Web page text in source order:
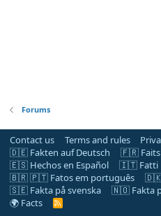
Forums
Contact us Terms and rules
🇩🇪 Fakten auf Deutsch
🇫🇷 Faits
🇪🇸 Hechos en Español
🇮🇹 Fatti
🇧🇷 🇵🇹 Fatos em português
🇩🇰
🇸🇪 Fakta på svenska
🇳🇴 Fakta
🌍 Facts
R